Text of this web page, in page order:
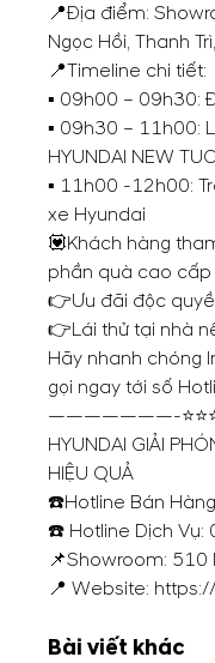
📍Địa điểm:
Ngọc Hồi, Thanh
📍Timeline chi tiết:
▪️ 09h00 – 09h30:
▪️ 09h30 – 11h00:
HYUNDAI NEW
▪️ 11h00 -12h00:
xe Hyundai
💟Khách hàng
phần quà cao cấp
👉Ưu đãi độc
👉Lái thử tại nhà
Hãy nhanh chóng
gọi ngay tới số
———————-
HYUNDAI GIẢI
HIỆU QUẢ
☎️Hotline Bán
☎️ Hotline Dịch Vụ:
📌Showroom: 510
📍 Website:
Bài viết khác